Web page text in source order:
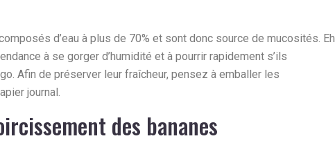
d’eau à plus de 70% et sont donc source de mucosités. Eh
à se gorger d’humidité et à pourrir rapidement s’ils
Afin de préserver leur fraîcheur, pensez à emballer les
journal.
des bananes